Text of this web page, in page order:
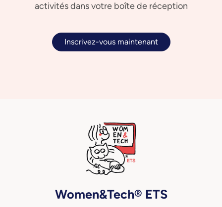
activités dans votre boîte de réception
Inscrivez-vous maintenant
Women&Tech® ETS